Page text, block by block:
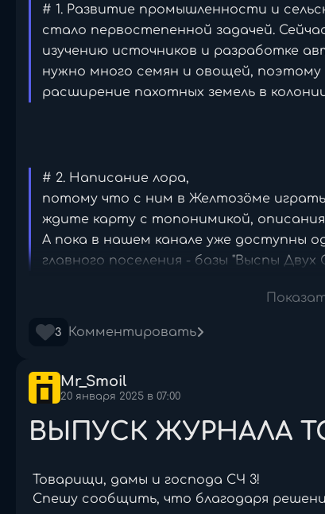
cookies для улучшения вашего опыта на
разрешаете использовать.
функциональности сайта и безопасности.
вы используете сайт и улучшить его.
КОМПАНИЯ "АВАНТУРА"
# 1. Развитие промышленности и
стало первостепенной задачей.
изучению источников и разработке
нужно много семян и овощей, поэтому
расширение пахотных земель в
# 2. Написание лора,
потому что с ним в Желтозöме играть
ждите карту с топонимикой,
А пока в нашем канале уже доступны
главного поселения - базы "Выспы Двух
дискорд-каналу, будет легче
Согласны?
Все ссылки, тексты и подробнейшие
выкладываем в канале
3 Комментировать
Mr_Smoil
20 января 2025 в 07:00
ВЫПУСК ЖУРНАЛА
Товарищи, дамы и господа СЧ 3!
Спешу сообщить, что благодаря
Window